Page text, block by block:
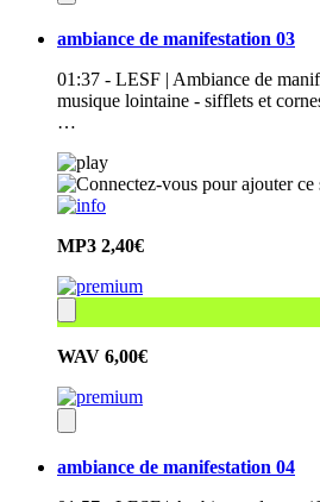
ambiance de manifestation 03
01:37 - LESF | Ambiance de
musique lointaine - sifflets et
…
MP3 2,40€
WAV 6,00€
ambiance de manifestation 04